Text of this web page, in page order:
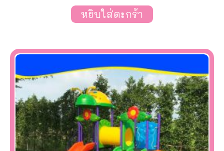
หยิบใส่ตะกร้า